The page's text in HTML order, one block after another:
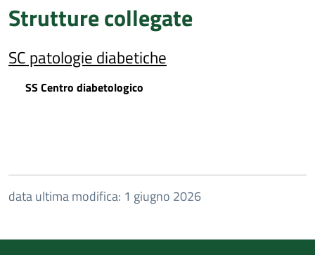
Strutture collegate
SC patologie diabetiche
SS Centro diabetologico
data ultima modifica: 1 giugno 2026